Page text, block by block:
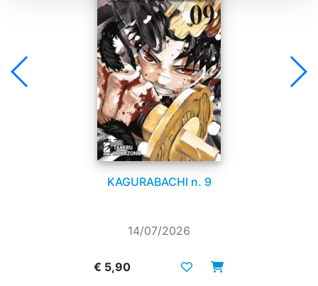
KAGURABACHI n. 9
14/07/2026
€ 5,90